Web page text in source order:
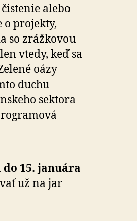
alebo
pro­jekty,
so zráž­ko­vou
vtedy, keď sa
oázy
duchu
sektora
do 15. ja­nu­ára
už na jar